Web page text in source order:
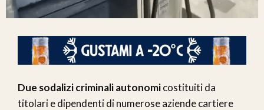
Due sodalizi criminali autonomicostituiti da
titolari e dipendenti di numerose aziende cartiere